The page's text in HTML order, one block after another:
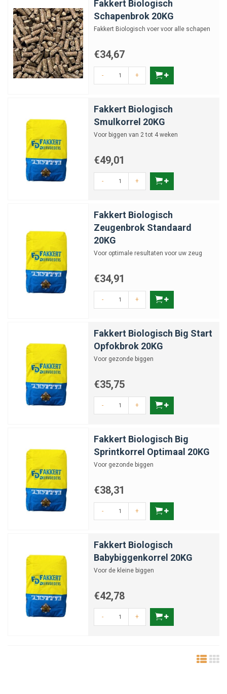
Fakkert Biologisch
Schapenbrok 20KG
Fakkert Biologisch voer voor alle schapen
€34,67
- +
Fakkert Biologisch
Smulkorrel 20KG
Voor biggen van 2 tot 4 weken
€49,01
- +
Fakkert Biologisch
Zeugenbrok Standaard
20KG
Voor optimale resultaten voor uw zeug
€34,91
- +
Fakkert Biologisch Big Start
Opfokbrok 20KG
Voor gezonde biggen
€35,75
- +
Fakkert Biologisch Big
Sprintkorrel Optimaal 20KG
Voor gezonde biggen
€38,31
- +
Fakkert Biologisch
Babybiggenkorrel 20KG
Voor de kleine biggen
€42,78
- +